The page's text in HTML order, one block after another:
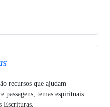
recursos que ajudam
passagens, temas espirituais
Escrituras.